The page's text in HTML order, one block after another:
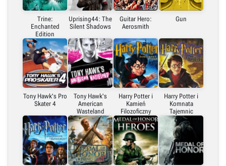
Trine:
Enchanted
Edition
Uprising44: The
Silent Shadows
Guitar Hero:
Aerosmith
Gun
Tony Hawk's Pro
Skater 4
Tony Hawk's
American
Wasteland
Harry Potter i
Kamień
Filozoficzny
Harry Potter i
Komnata
Tajemnic